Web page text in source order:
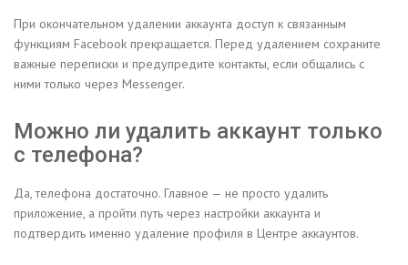
При окончательном удалении аккаунта доступ к связанным
функциям Facebook прекращается. Перед удалением сохраните
важные переписки и предупредите контакты, если общались с
ними только через Messenger.
Можно ли удалить аккаунт только
с телефона?
Да, телефона достаточно. Главное — не просто удалить
приложение, а пройти путь через настройки аккаунта и
подтвердить именно удаление профиля в Центре аккаунтов.